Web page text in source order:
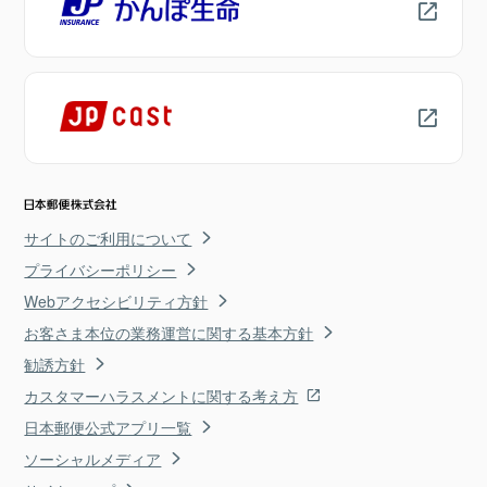
サイトのご利用について
プライバシーポリシー
Webアクセシビリティ方針
お客さま本位の業務運営に関する基本方針
勧誘方針
カスタマーハラスメントに関する考え方
日本郵便公式アプリ一覧
ソーシャルメディア